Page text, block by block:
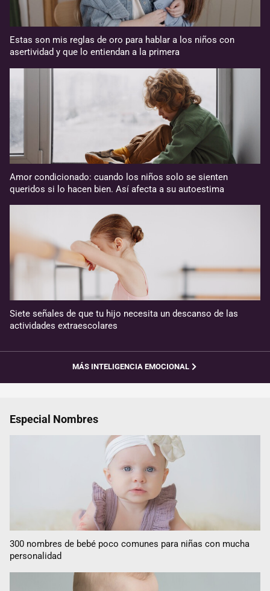
Estas son mis reglas de oro para hablar a los niños con
asertividad y que lo entiendan a la primera
Amor condicionado: cuando los niños solo se sienten
queridos si lo hacen bien. Así afecta a su autoestima
Siete señales de que tu hijo necesita un descanso de las
actividades extraescolares
MÁS INTELIGENCIA EMOCIONAL
Especial Nombres
300 nombres de bebé poco comunes para niñas con mucha
personalidad